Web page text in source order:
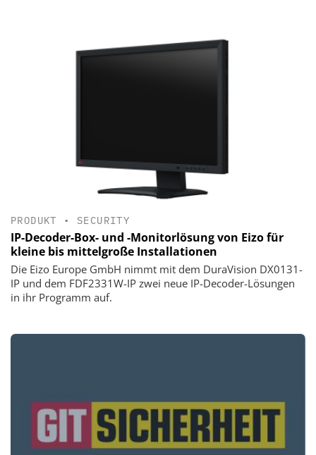
PRODUKT • SECURITY
IP-Decoder-Box- und -Monitorlösung von Eizo für
kleine bis mittelgroße Installationen
Die Eizo Europe GmbH nimmt mit dem DuraVision DX0131-
IP und dem FDF2331W-IP zwei neue IP-Decoder-Lösungen
in ihr Programm auf.